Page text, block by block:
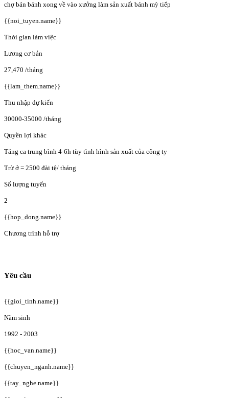
chợ bán bánh xong về vào xưởng làm sản xuất bánh mỳ tiếp
{{noi_tuyen.name}}
Thời gian làm việc
Lương cơ bản
27,470 /tháng
{{lam_them.name}}
Thu nhập dự kiến
30000-35000 /tháng
Quyền lợi khác
Tăng ca trung bình 4-6h tùy tình hình sản xuất của công ty
Trừ ở = 2500 đài tệ/ tháng
Số lượng tuyển
2
{{hop_dong.name}}
Chương trình hỗ trợ
Yêu cầu
{{gioi_tinh.name}}
Năm sinh
1992 - 2003
{{hoc_van.name}}
{{chuyen_nganh.name}}
{{tay_nghe.name}}